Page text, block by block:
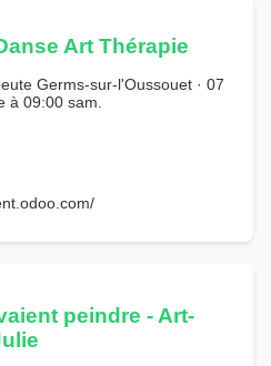
Art Thérapie
Germs-sur-l'Oussouet · 07
à 09:00 sam.
peindre - Art-